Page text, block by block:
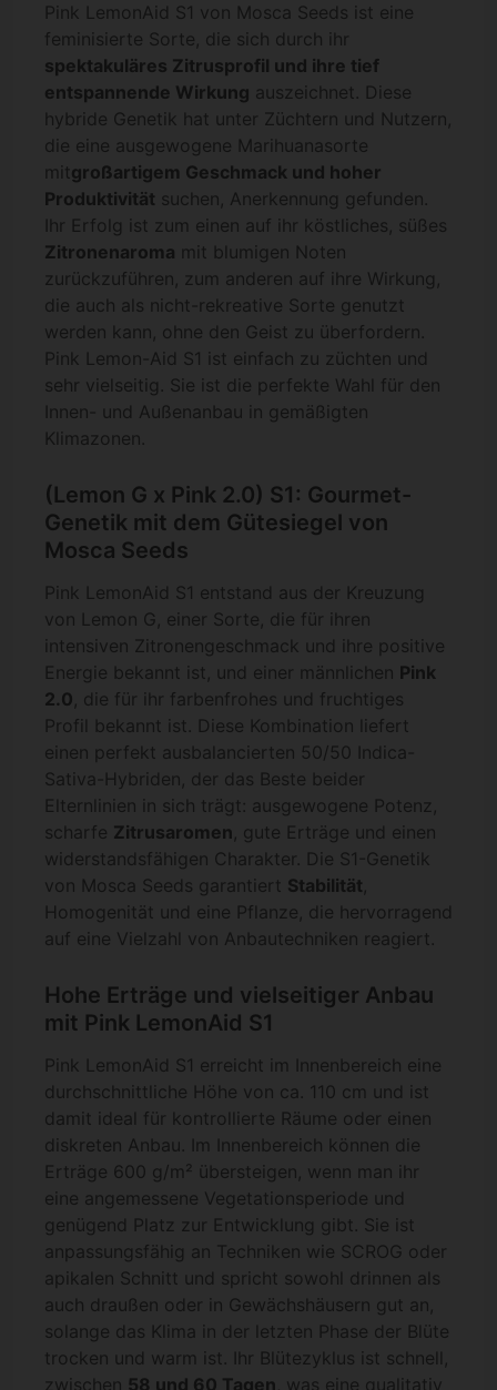
Pink LemonAid S1 von Mosca Seeds ist eine
feminisierte Sorte, die sich durch ihr
spektakuläres Zitrusprofil und ihre tief
entspannende Wirkung auszeichnet. Diese
hybride Genetik hat unter Züchtern und Nutzern,
die eine ausgewogene Marihuanasorte
mitgroßartigem Geschmack und hoher
Produktivität suchen, Anerkennung gefunden.
Ihr Erfolg ist zum einen auf ihr köstliches, süßes
Zitronenaroma mit blumigen Noten
zurückzuführen, zum anderen auf ihre Wirkung,
die auch als nicht-rekreative Sorte genutzt
werden kann, ohne den Geist zu überfordern.
Pink Lemon-Aid S1 ist einfach zu züchten und
sehr vielseitig. Sie ist die perfekte Wahl für den
Innen- und Außenanbau in gemäßigten
Klimazonen.
(Lemon G x Pink 2.0) S1: Gourmet-
Genetik mit dem Gütesiegel von
Mosca Seeds
Pink LemonAid S1 entstand aus der Kreuzung
von Lemon G, einer Sorte, die für ihren
intensiven Zitronengeschmack und ihre positive
Energie bekannt ist, und einer männlichen Pink
2.0, die für ihr farbenfrohes und fruchtiges
Profil bekannt ist. Diese Kombination liefert
einen perfekt ausbalancierten 50/50 Indica-
Sativa-Hybriden, der das Beste beider
Elternlinien in sich trägt: ausgewogene Potenz,
scharfe Zitrusaromen, gute Erträge und einen
widerstandsfähigen Charakter. Die S1-Genetik
von Mosca Seeds garantiert Stabilität,
Homogenität und eine Pflanze, die hervorragend
auf eine Vielzahl von Anbautechniken reagiert.
Hohe Erträge und vielseitiger Anbau
mit Pink LemonAid S1
Pink LemonAid S1 erreicht im Innenbereich eine
durchschnittliche Höhe von ca. 110 cm und ist
damit ideal für kontrollierte Räume oder einen
diskreten Anbau. Im Innenbereich können die
Erträge 600 g/m² übersteigen, wenn man ihr
eine angemessene Vegetationsperiode und
genügend Platz zur Entwicklung gibt. Sie ist
anpassungsfähig an Techniken wie SCROG oder
apikalen Schnitt und spricht sowohl drinnen als
auch draußen oder in Gewächshäusern gut an,
solange das Klima in der letzten Phase der Blüte
trocken und warm ist. Ihr Blütezyklus ist schnell,
zwischen 58 und 60 Tagen , was eine qualitativ